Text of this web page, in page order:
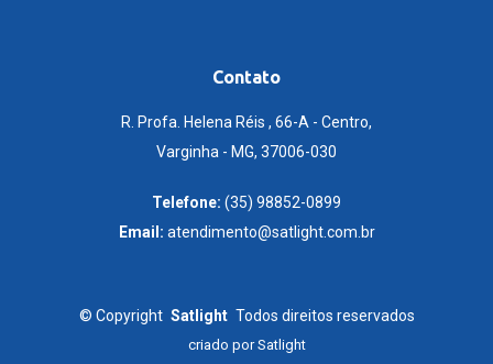
Contato
R. Profa. Helena Réis , 66-A - Centro,
Varginha - MG, 37006-030
Telefone: (35) 98852-0899
Email: atendimento@satlight.com.br
© Copyright Satlight Todos direitos reservados
criado porSatlight